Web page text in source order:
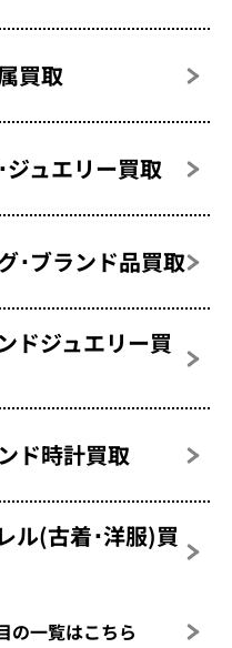
買取
ジュエリー買取
･ブランド品買取
ドジュエリー買
ド時計買取
ル(古着･洋服)買
の一覧はこちら